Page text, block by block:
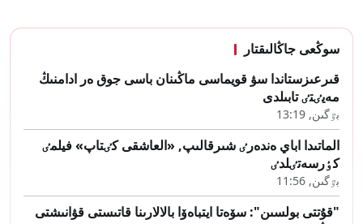
سوڭعى جاڭالىقتار
قىرعىزستاندا سۋ قويماسى ماڭىنان باسى جوق ەر ادامنىڭ
مەيٸتٸ تابىلدى
بٷگىن, 13:19
الماتىدا اباي ەندەرٸ شىرقالىپ, «العاشقى كٸتاپ» فيلمٸ
كٶرسەتٸلدٸ
بٷگىن, 11:56
"قۇتتى بولسىن": سۆەتا ايتباەۆا بالالارىنا قاتىستى قۋانىشتى